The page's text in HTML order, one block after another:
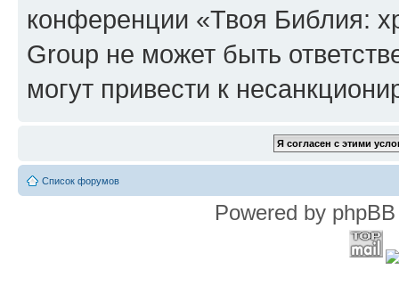
конференции «Твоя Библия:
Group не может быть
могут привести к
Список форумов
Powered by